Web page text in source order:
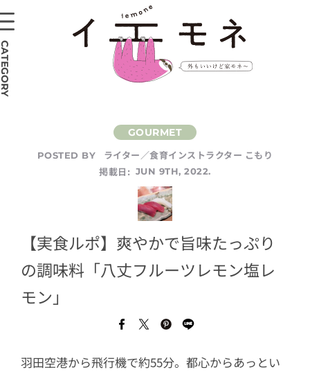
POSTED BY
ライター／食育インストラクター こもり
掲載日: JUN 9TH, 2022.
【実食ルポ】爽やかで旨味たっぷり
の調味料「八丈フルーツレモン塩レ
モン」
羽田空港から飛行機で約55分。都心からあっとい